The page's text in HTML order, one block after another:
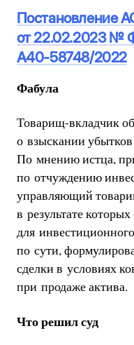
Постановление
от 22.02.2023 №
А40-58748/2022
Фабула
Товарищ-вкладчик
о взыскании
По мнению истца,
по отчуждению
управляющий
в результате
для
по сути,
сделки в условиях
при продаже актива.
Что решил суд